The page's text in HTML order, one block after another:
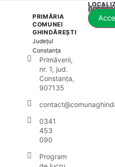
PRIMĂRIA
COMUNEI
GHINDĂREȘTI
Județul
Constanța
Primăverii,
nr. 1, jud.
Constanța,
907135
0341
453
090
Program
Acest conținut este blocat până când acceptați categoria corespunzătoare de cookie-uri.